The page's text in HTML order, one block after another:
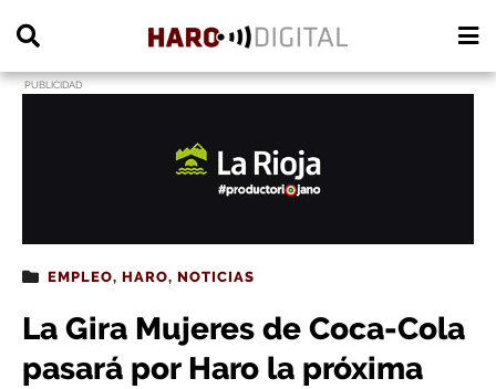
PUBLICIDAD
EMPLEO, HARO, NOTICIAS
La Gira Mujeres de Coca-Cola
pasará por Haro la próxima